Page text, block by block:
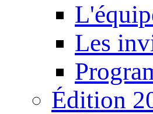
Les
Édition